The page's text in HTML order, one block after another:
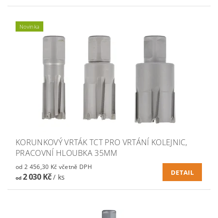
Novinka
KORUNKOVÝ VRTÁK TCT PRO VRTÁNÍ KOLEJNIC,
PRACOVNÍ HLOUBKA 35MM
od 2 456,30 Kč včetně DPH
od2 030 Kč/ ks
DETAIL